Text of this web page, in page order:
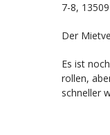
7-8,
Der
Es ist
rollen,
schneller